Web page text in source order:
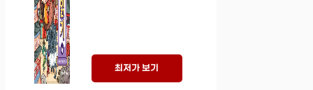
최저가 보기